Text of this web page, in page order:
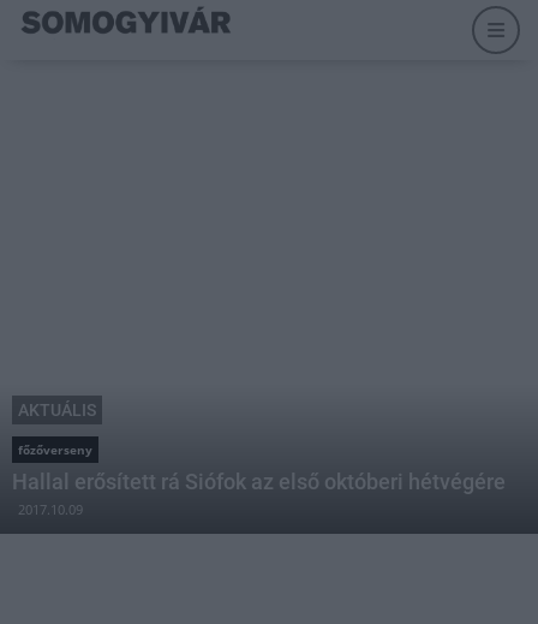
AKTUÁLIS
főzőverseny
Hallal erősített rá Siófok az első októberi hétvégére
2017.10.09